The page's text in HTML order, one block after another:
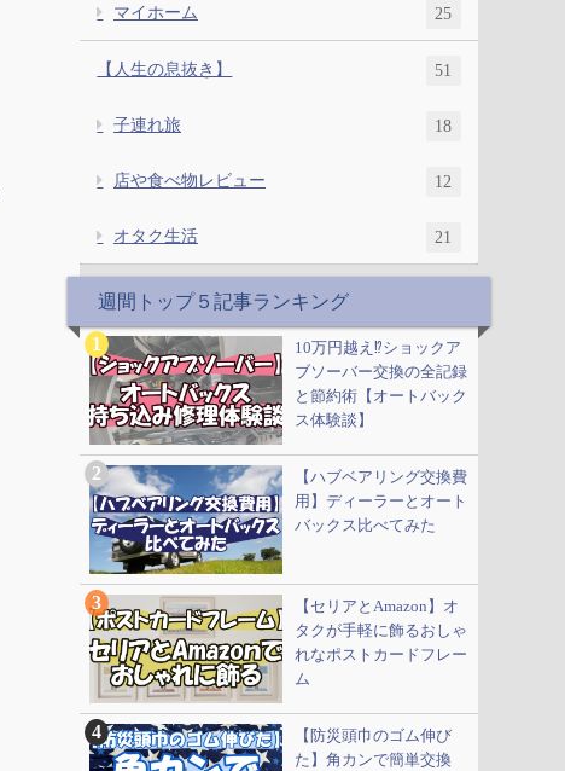
マイホーム 25
【人生の息抜き】 51
子連れ旅 18
店や食べ物レビュー 12
オタク生活 21
週間トップ５記事ランキング
10万円越え⁉ショックア
ブソーバー交換の全記録
と節約術【オートバック
ス体験談】
【ハブベアリング交換費
用】ディーラーとオート
バックス比べてみた
【セリアとAmazon】オ
タクが手軽に飾るおしゃ
れなポストカードフレー
ム
【防災頭巾のゴム伸び
た】角カンで簡単交換